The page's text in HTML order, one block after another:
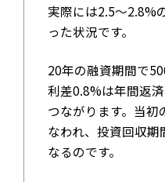
実際には2.5〜2.8%
った状況です。
20年の融資期間で
利差0.8%は年間返
つながります。当
なわれ、投資回収
なるのです。